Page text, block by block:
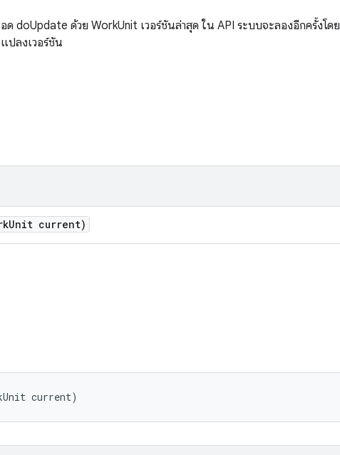
doUpdate ด้วย WorkUnit เวอร์ชันล่าสุด ใน API ระบบจะลองอีกครั้งโดย
ปลงเวอร์ชัน
Unit current)
current)